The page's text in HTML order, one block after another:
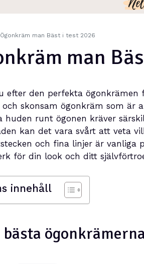
Ögonkräm man Bäst i test 2026
man
efter den perfekta ögonkrämen
skonsam ögonkräm som är
huden runt ögonen kräver
kan det vara svårt att veta
och fina linjer är vanliga
för din look och ditt
innehåll
bästa